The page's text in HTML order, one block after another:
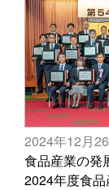
2024年12月
食品産業の発
2024年度食品